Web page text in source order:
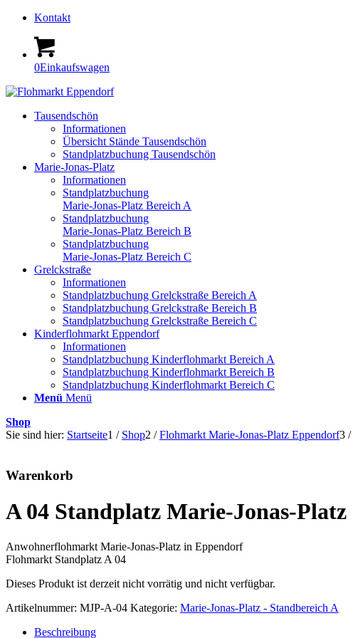
Kontakt
0Einkaufswagen
Tausendschön
Informationen
Übersicht Stände Tausendschön
Standplatzbuchung Tausendschön
Marie-Jonas-Platz
Informationen
Standplatzbuchung
Marie-Jonas-Platz Bereich A
Standplatzbuchung
Marie-Jonas-Platz Bereich B
Standplatzbuchung
Marie-Jonas-Platz Bereich C
Grelckstraße
Informationen
Standplatzbuchung Grelckstraße Bereich A
Standplatzbuchung Grelckstraße Bereich B
Standplatzbuchung Grelckstraße Bereich C
Kinderflohmarkt Eppendorf
Informationen
Standplatzbuchung Kinderflohmarkt Bereich A
Standplatzbuchung Kinderflohmarkt Bereich B
Standplatzbuchung Kinderflohmarkt Bereich C
Menü Menü
Shop
Sie sind hier: Startseite1 / Shop2 / Flohmarkt Marie-Jonas-Platz Eppendorf3 /
Warenkorb
A 04 Standplatz Marie-Jonas-Platz
Anwohnerflohmarkt Marie-Jonas-Platz in Eppendorf
Flohmarkt Standplatz A 04
Dieses Produkt ist derzeit nicht vorrätig und nicht verfügbar.
Artikelnummer: MJP-A-04 Kategorie: Marie-Jonas-Platz - Standbereich A
Beschreibung